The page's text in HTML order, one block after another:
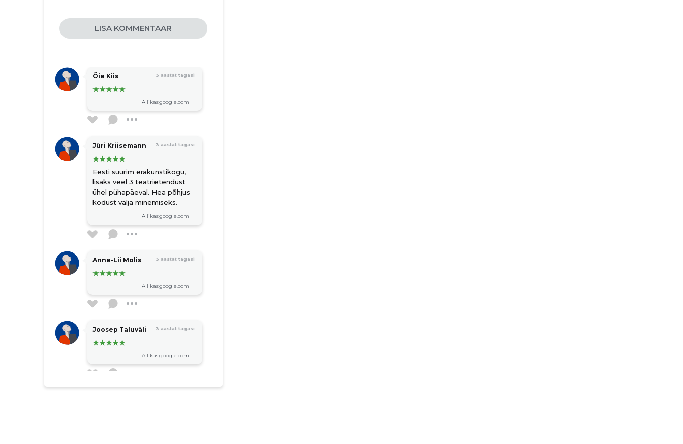
LISA KOMMENTAAR
Õie Kiis 3 aastat tagasi
Allikas:google.com
Jüri Kriisemann 3 aastat tagasi
Eesti suurim erakunstikogu,
lisaks veel 3 teatrietendust
ühel pühapäeval. Hea põhjus
kodust välja minemiseks.
Allikas:google.com
Anne-Lii Molis 3 aastat tagasi
Allikas:google.com
Joosep Taluväli 3 aastat tagasi
Allikas:google.com